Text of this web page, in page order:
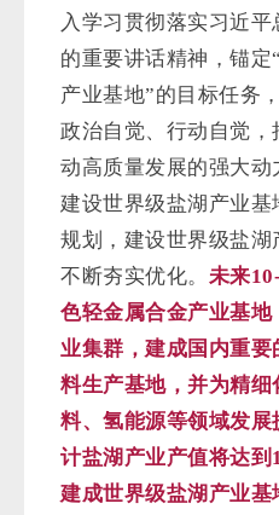
入学习贯彻落实习近
的重要讲话精神，锚定
产业基地”的目标任务
政治自觉、行动自觉
动高质量发展的强大
建设世界级盐湖产业基
规划，建设世界级盐
不断夯实优化。 未来
色轻金属合金产业基地
业集群，建成国内重
料生产基地，并为精
料、氢能源等领域发
计盐湖产业产值将达到
建成世界级盐湖产业基